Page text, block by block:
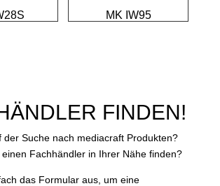
MK IW95
FINDEN!
der Suche nach mediacraft Produkten?
einen Fachhändler in Ihrer Nähe finden?
das Formular aus, um eine